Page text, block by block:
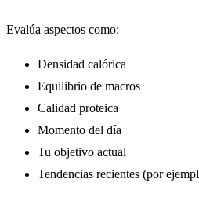
Evalúa aspectos como:
Densidad calórica
Equilibrio de macros
Calidad proteica
Momento del día
Tu objetivo actual
Tendencias recientes (por